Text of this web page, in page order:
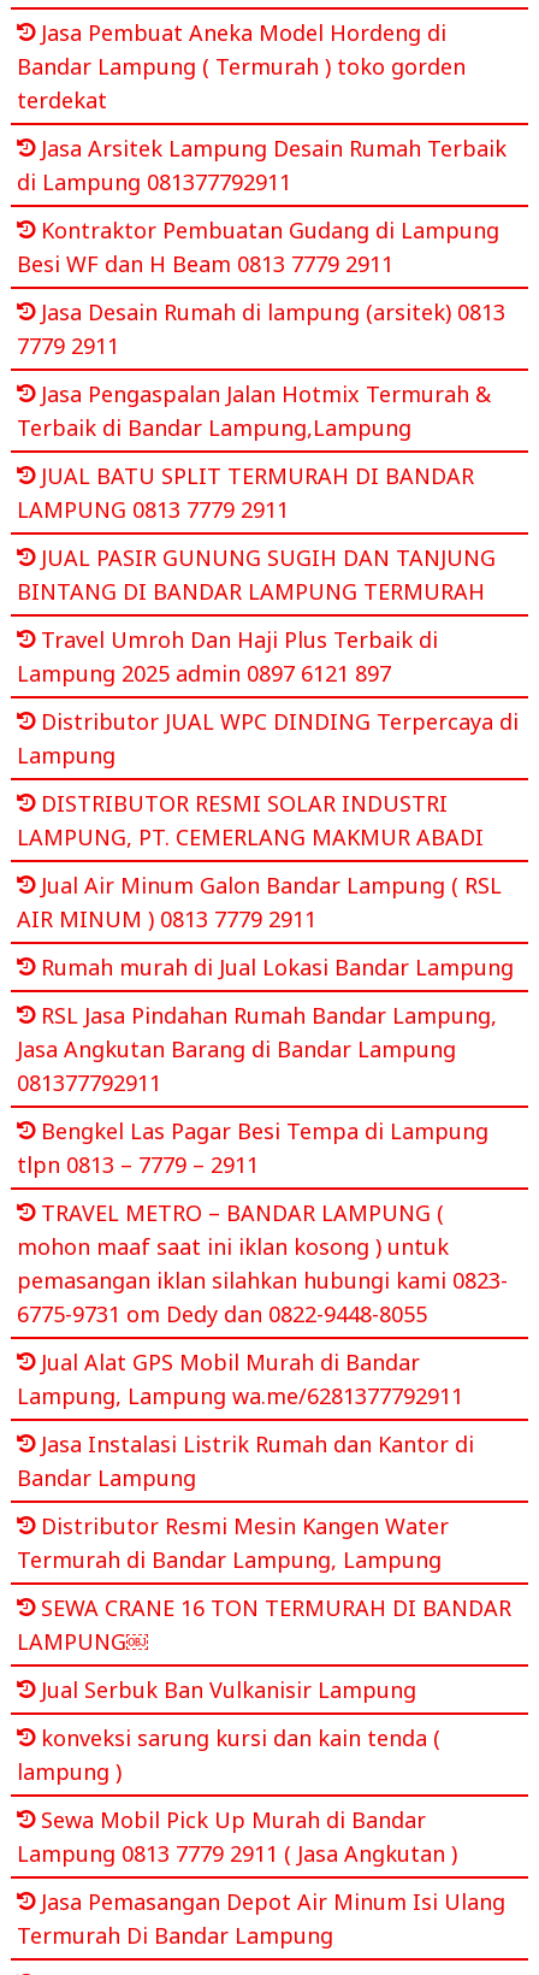
Jasa Pembuat Aneka Model Hordeng di
Bandar Lampung ( Termurah ) toko gorden
terdekat
Jasa Arsitek Lampung Desain Rumah Terbaik
di Lampung 081377792911
Kontraktor Pembuatan Gudang di Lampung
Besi WF dan H Beam 0813 7779 2911
Jasa Desain Rumah di lampung (arsitek) 0813
7779 2911
Jasa Pengaspalan Jalan Hotmix Termurah &
Terbaik di Bandar Lampung,Lampung
JUAL BATU SPLIT TERMURAH DI BANDAR
LAMPUNG 0813 7779 2911
JUAL PASIR GUNUNG SUGIH DAN TANJUNG
BINTANG DI BANDAR LAMPUNG TERMURAH
Travel Umroh Dan Haji Plus Terbaik di
Lampung 2025 admin 0897 6121 897
Distributor JUAL WPC DINDING Terpercaya di
Lampung
DISTRIBUTOR RESMI SOLAR INDUSTRI
LAMPUNG, PT. CEMERLANG MAKMUR ABADI
Jual Air Minum Galon Bandar Lampung ( RSL
AIR MINUM ) 0813 7779 2911
Rumah murah di Jual Lokasi Bandar Lampung
RSL Jasa Pindahan Rumah Bandar Lampung,
Jasa Angkutan Barang di Bandar Lampung
081377792911
Bengkel Las Pagar Besi Tempa di Lampung
tlpn 0813 – 7779 – 2911
TRAVEL METRO – BANDAR LAMPUNG (
mohon maaf saat ini iklan kosong ) untuk
pemasangan iklan silahkan hubungi kami 0823-
6775-9731 om Dedy dan 0822-9448-8055
Jual Alat GPS Mobil Murah di Bandar
Lampung, Lampung wa.me/6281377792911
Jasa Instalasi Listrik Rumah dan Kantor di
Bandar Lampung
Distributor Resmi Mesin Kangen Water
Termurah di Bandar Lampung, Lampung
SEWA CRANE 16 TON TERMURAH DI BANDAR
LAMPUNG￼
Jual Serbuk Ban Vulkanisir Lampung
konveksi sarung kursi dan kain tenda (
lampung )
Sewa Mobil Pick Up Murah di Bandar
Lampung 0813 7779 2911 ( Jasa Angkutan )
Jasa Pemasangan Depot Air Minum Isi Ulang
Termurah Di Bandar Lampung